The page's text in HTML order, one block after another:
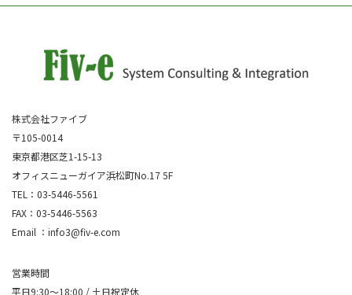
株式会社ファイブ
〒105-0014
東京都港区芝1-15-13
オフィスニューガイア浜松町No.17 5F
TEL：03-5446-5561
FAX：03-5446-5563
Email ：info3@fiv-e.com
営業時間
平日9:30～18:00 / 土日祝定休